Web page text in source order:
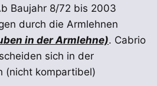
Baujahr 8/72 bis 2003
durch die Armlehnen
in der Armlehne). Cabrio
sich in der
(nicht kompartibel)